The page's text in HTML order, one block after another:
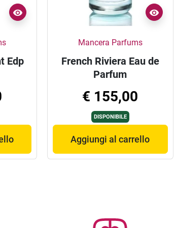
Edp
Mancera Parfums
French Riviera Eau de
Parfum
€ 155,00
DISPONIBILE
Aggiungi al carrello